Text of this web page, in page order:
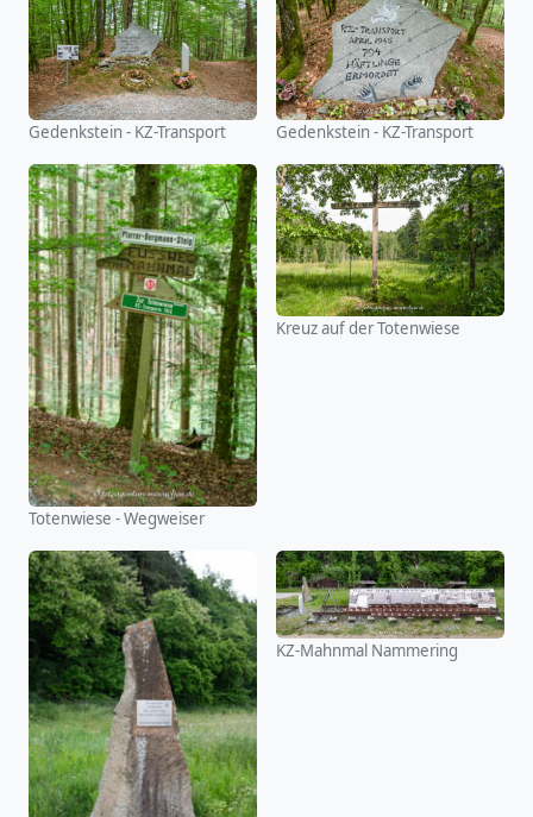
Gedenkstein - KZ-Transport Gedenkstein - KZ-Transport
Totenwiese - Wegweiser
Kreuz auf der Totenwiese
KZ-Mahnmal Nammering